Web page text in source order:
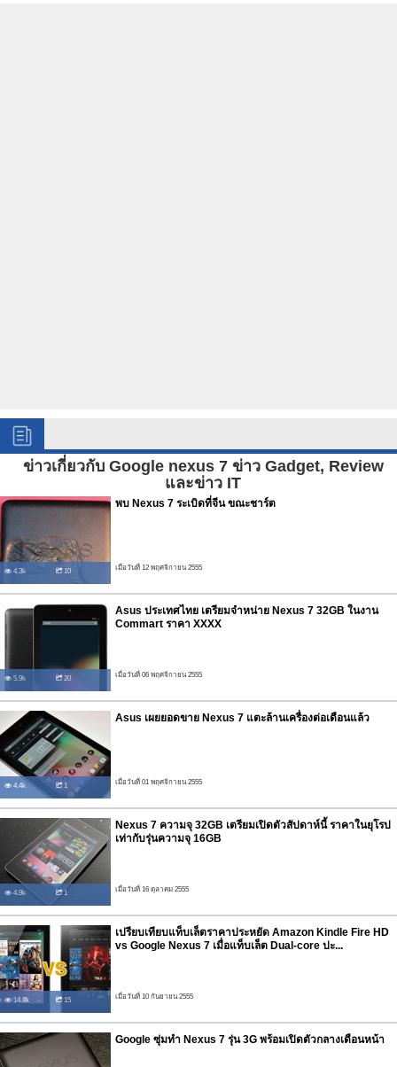
ข่าวเกี่ยวกับ Google nexus 7 ข่าว Gadget, Review
และข่าว IT
4.3k 10
พบ Nexus 7 ระเบิดที่จีน ขณะชาร์ต
เมื่อวันที่ 12 พฤศจิกายน 2555
5.9k 20
Asus ประเทศไทย เตรียมจำหน่าย Nexus 7 32GB ในงาน
Commart ราคา XXXX
เมื่อวันที่ 06 พฤศจิกายน 2555
4.4k 1
Asus เผยยอดขาย Nexus 7 แตะล้านเครื่องต่อเดือนแล้ว
เมื่อวันที่ 01 พฤศจิกายน 2555
4.9k 1
Nexus 7 ความจุ 32GB เตรียมเปิดตัวสัปดาห์นี้ ราคาในยุโรป
เท่ากับรุ่นความจุ 16GB
เมื่อวันที่ 16 ตุลาคม 2555
14.8k 15
เปรียบเทียบแท็บเล็ตราคาประหยัด Amazon Kindle Fire HD
vs Google Nexus 7 เมื่อแท็บเล็ต Dual-core ปะ...
เมื่อวันที่ 10 กันยายน 2555
Google ซุ่มทำ Nexus 7 รุ่น 3G พร้อมเปิดตัวกลางเดือนหน้า